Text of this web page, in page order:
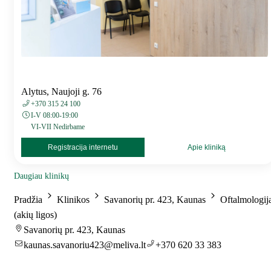
Alytus, Naujoji g. 76
+370 315 24 100
I-V 08:00-19:00
VI-VII Nedirbame
Registracija internetu Apie kliniką
Daugiau klinikų
Pradžia Klinikos Savanorių pr. 423, Kaunas
(akių ligos)
Savanorių pr. 423, Kaunas
kaunas.savanoriu423@meliva.lt
+370 620 33 383